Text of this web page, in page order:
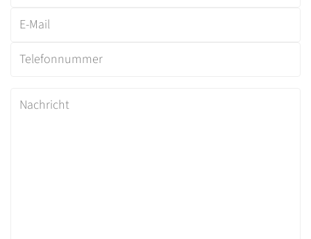
Bestätigen Sie Ihr Alter